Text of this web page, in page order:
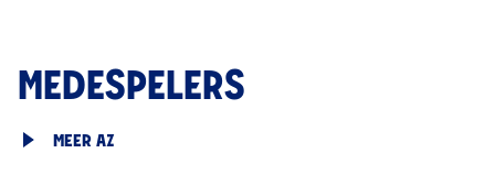
MEDESPELERS
MEER AZ